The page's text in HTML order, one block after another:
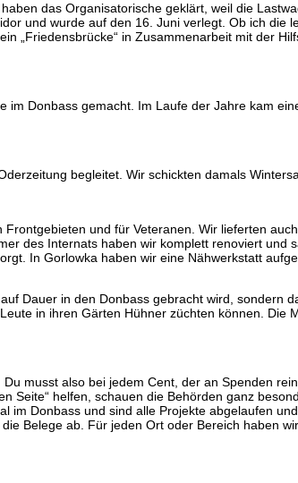
das Organisatorische geklärt, weil die
und wurde auf den 16. Juni verlegt. Ob ich die
„Friedensbrücke“ in Zusammenarbeit mit der
Donbass gemacht. Im Laufe der Jahre kam
begleitet. Wir schickten damals
und für Veteranen. Wir lieferten
des Internats haben wir komplett renoviert und
In Gorlowka haben wir eine Nähwerkstatt
Dauer in den Donbass gebracht wird, sondern
in ihren Gärten Hühner züchten können. Die
musst also bei jedem Cent, der an Spenden
Seite“ helfen, schauen die Behörden ganz
im Donbass und sind alle Projekte abgelaufen
Belege ab. Für jeden Ort oder Bereich haben